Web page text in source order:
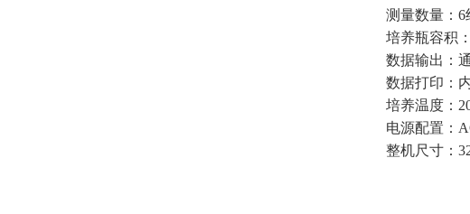
测量数量：6
培养瓶容积：
数据输出：通
数据打印：内
培养温度：
电源配置：
整机尺寸：